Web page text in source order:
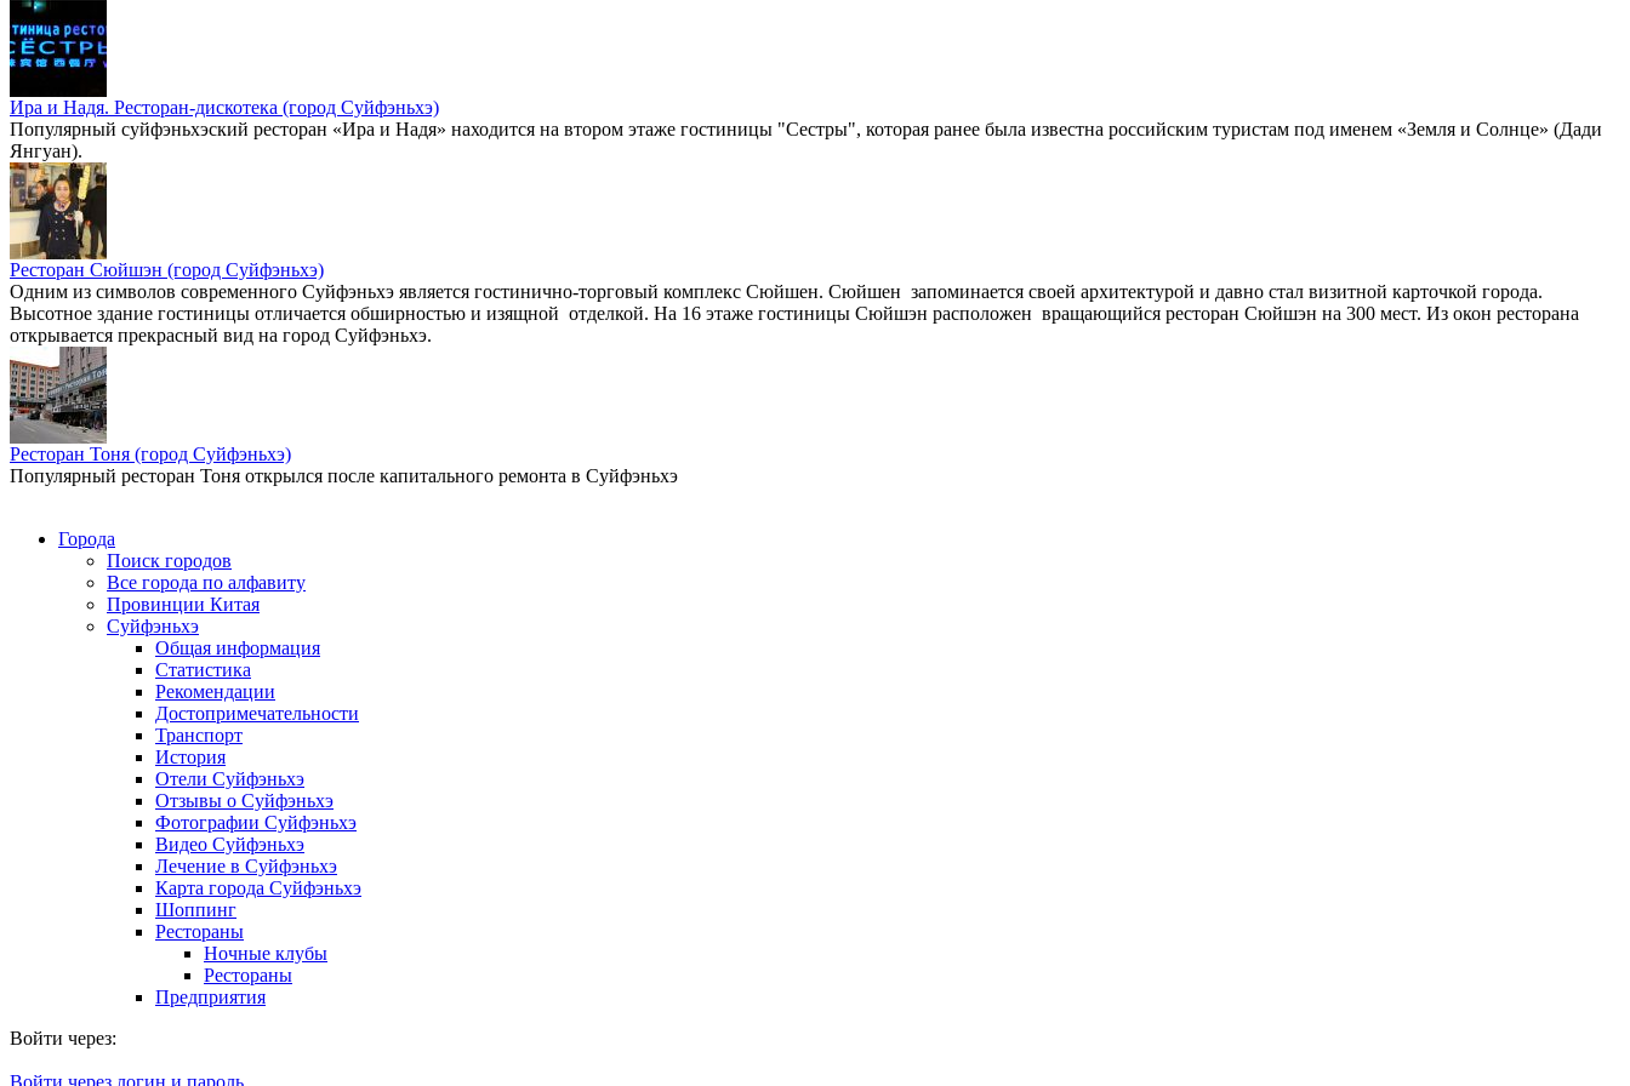
Ира и Надя. Ресторан-дискотека (город Суйфэньхэ)
Популярный суйфэньхэский ресторан «Ира и Надя» находится на втором этаже гостиницы "Сестры", которая ранее была известна российским туристам под именем «Земля и Солнце» (Дади
Янгуан).
Ресторан Сюйшэн (город Суйфэньхэ)
Одним из символов современного Суйфэньхэ является гостинично-торговый комплекс Сюйшен. Сюйшен запоминается своей архитектурой и давно стал визитной карточкой города.
Высотное здание гостиницы отличается обширностью и изящной отделкой. На 16 этаже гостиницы Сюйшэн расположен вращающийся ресторан Сюйшэн на 300 мест. Из окон ресторана
открывается прекрасный вид на город Суйфэньхэ.
Ресторан Тоня (город Суйфэньхэ)
Популярный ресторан Тоня открылся после капитального ремонта в Суйфэньхэ
Города
Поиск городов
Все города по алфавиту
Провинции Китая
Суйфэньхэ
Общая информация
Статистика
Рекомендации
Достопримечательности
Транспорт
История
Отели Суйфэньхэ
Отзывы о Суйфэньхэ
Фотографии Суйфэньхэ
Видео Суйфэньхэ
Лечение в Суйфэньхэ
Карта города Суйфэньхэ
Шоппинг
Рестораны
Ночные клубы
Рестораны
Предприятия
Войти через:
Войти через логин и пароль